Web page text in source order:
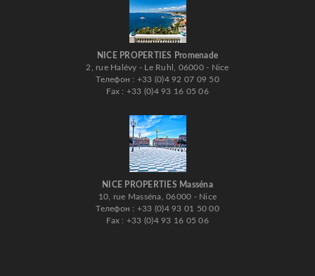
NICE PROPERTIES Promenade
2, rue Halévy - Le Ruhl, 06000 - Nice
Телефон : +33 (0)4 92 07 09 50
Fax : +33 (0)4 93 16 05 06
NICE PROPERTIES Masséna
10, rue Masséna, 06000 - Nice
Телефон : +33 (0)4 93 01 50 00
Fax : +33 (0)4 93 16 05 06